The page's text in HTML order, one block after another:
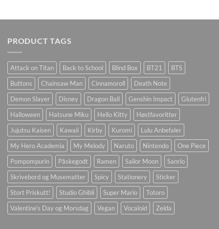
PRODUCT TAGS
Attack on Titan Back to School Blind Box BT21
BTS
Buttons
Chainsaw Man Cinnamoroll
Death Note
Demon Slayer
Disney Dragon Ball Genshin Impact
Glutenfri
Halloween
Hatsune Miku Hello Kitty
Høstfavoritter
Jujutsu Kaisen
Kawaii Kirby Kuromi
Lulu Anbefaler
My Hero Academia
My Melody Naruto Nintendo
One Piece
Pompompurin
Påskegodt Ramen Sailor Moon
Sanrio
Skrivebord og Musematter
Spicy Stationery
Sticker
Stort Priskutt!
Studio Ghibli Super Mario
Totoro
Valentine's Day og Morsdag
Vegan Vocaloid Zelda